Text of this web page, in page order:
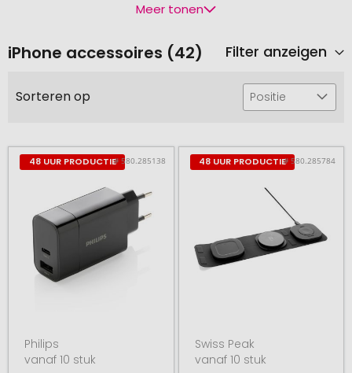
Meer tonen
iPhone accessoires (42) Filter anzeigen
Sorteren op Positie
48 UUR PRODUCTIE# 580.285138
Philips
vanaf 10 stuk
48 UUR PRODUCTIE# 580.285784
Swiss Peak
vanaf 10 stuk